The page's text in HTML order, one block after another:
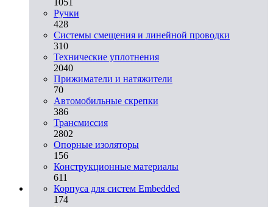
Ручки
428
Системы смещения и линейной проводки
310
Технические уплотнения
2040
Прижиматели и натяжители
70
Автомобильные скрепки
386
Трансмиссия
2802
Опорные изоляторы
156
Конструкционные материалы
611
Корпуса для систем Embedded
174